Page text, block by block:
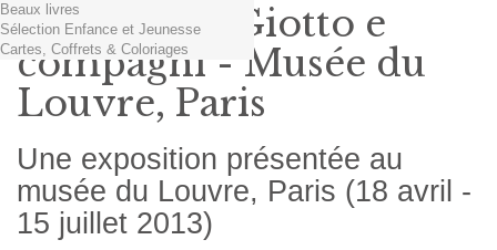
Beaux livres
Sélection Enfance et Jeunesse
Cartes, Coffrets & Coloriages
Exposition Giotto e
compagni - Musée du
Louvre, Paris
Une exposition présentée au
musée du Louvre, Paris (18 avril -
15 juillet 2013)